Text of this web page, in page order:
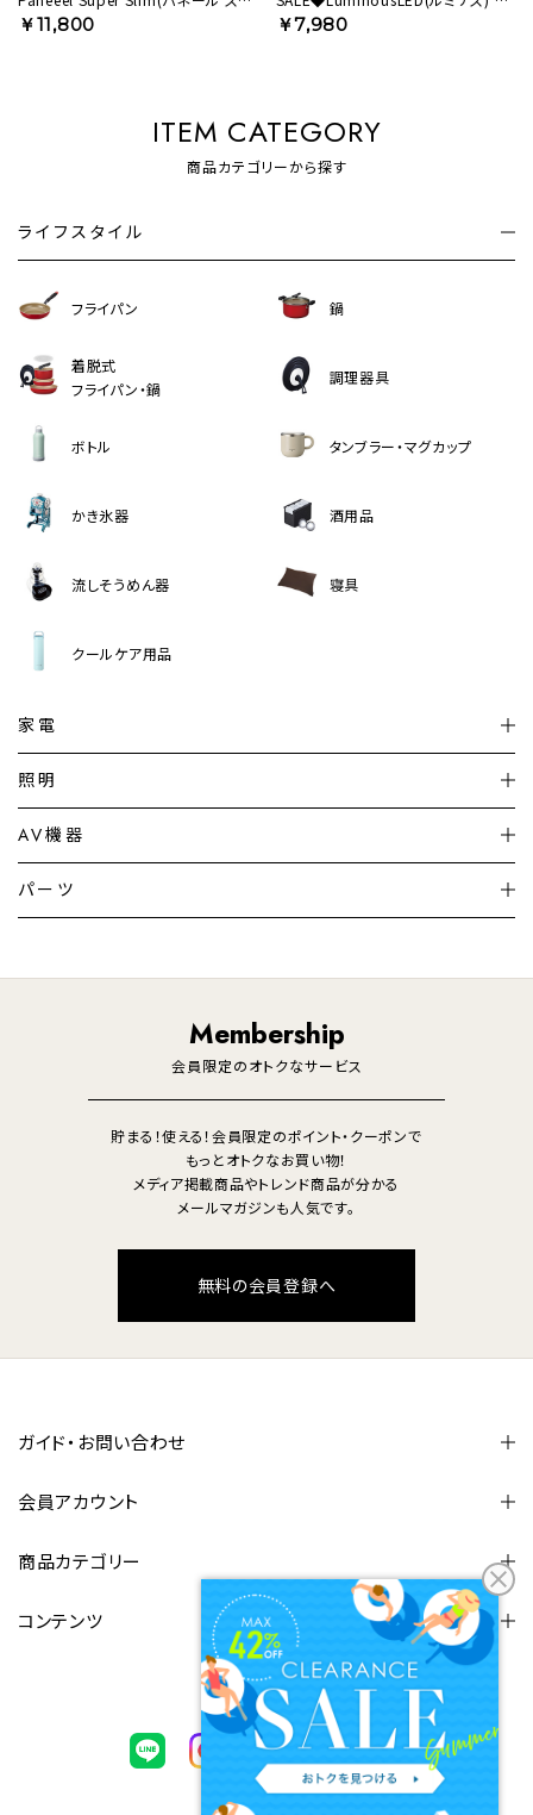
パースリム) LEDシーリングライト ～
￥11,800
き火モード搭載 LEDシーリングライト
￥7,980
ITEM CATEGORY
商品カテゴリーから探す
ライフスタイル
フライパン 鍋
着脱式
フライパン・鍋
調理器具
ボトル タンブラー・マグカップ
かき氷器 酒用品
流しそうめん器 寝具
クールケア用品
家電
加湿器・空気清浄機
暖房機 掃除機
調理家電 生活家電
照明
シーリングライト
デスクライト
AV機器
テレビ
パーツ
Membership
会員限定のオトクなサービス
貯まる！使える！会員限定のポイント・クーポンで
もっとオトクなお買い物！
メディア掲載商品やトレンド商品が分かる
メールマガジンも人気です。
無料の会員登録へ
ガイド・お問い合わせ
会員アカウント
商品カテゴリー
コンテンツ
FOLLOW US